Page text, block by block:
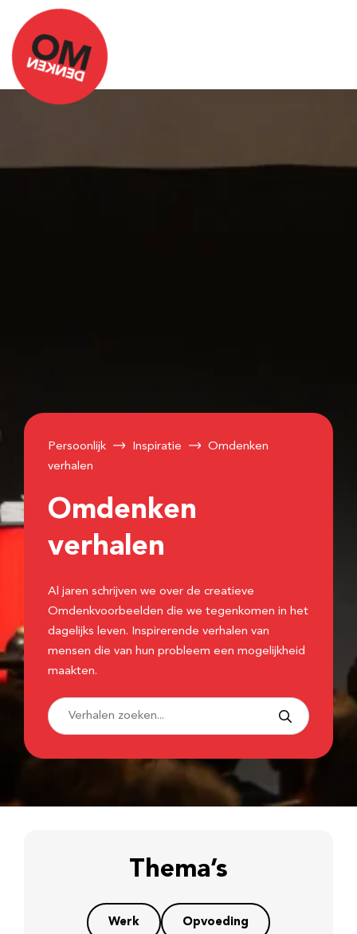
Persoonlijk Inspiratie
Omdenken
verhalen
Omdenken
verhalen
Al jaren schrijven we over de creatieve
Omdenkvoorbeelden die we tegenkomen in het
dagelijks leven. Inspirerende verhalen van
mensen die van hun probleem een mogelijkheid
maakten.
Thema’s
Werk Opvoeding